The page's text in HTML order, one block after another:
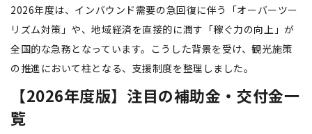
2026年度は、インバウンド需要の急回復に伴う「オーバーツー
リズム対策」や、地域経済を直接的に潤す「稼ぐ力の向上」が
全国的な急務となっています。こうした背景を受け、観光施策
の推進において柱となる、支援制度を整理しました。
【2026年度版】注目の補助金・交付金一
覧